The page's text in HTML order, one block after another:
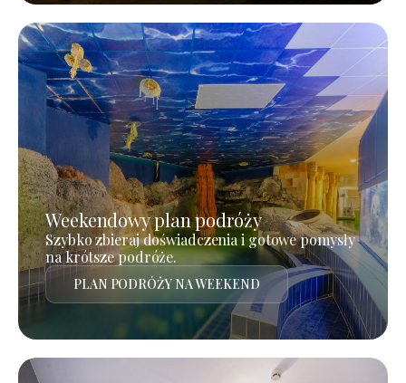
Weekendowy plan podróży
Szybko zbieraj doświadczenia i gotowe pomysły
na krótsze podróże.
PLAN PODRÓŻY NA WEEKEND